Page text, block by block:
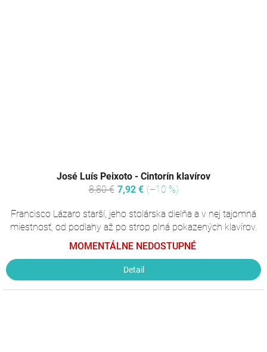
José Luís Peixoto - Cintorín klavírov
8,80 € 7,92 € (–10 %)
Francisco Lázaro starší, jeho stolárska dielňa a v nej tajomná
miestnosť, od podlahy až po strop plná pokazených klavírov.
MOMENTÁLNE NEDOSTUPNÉ
Detail